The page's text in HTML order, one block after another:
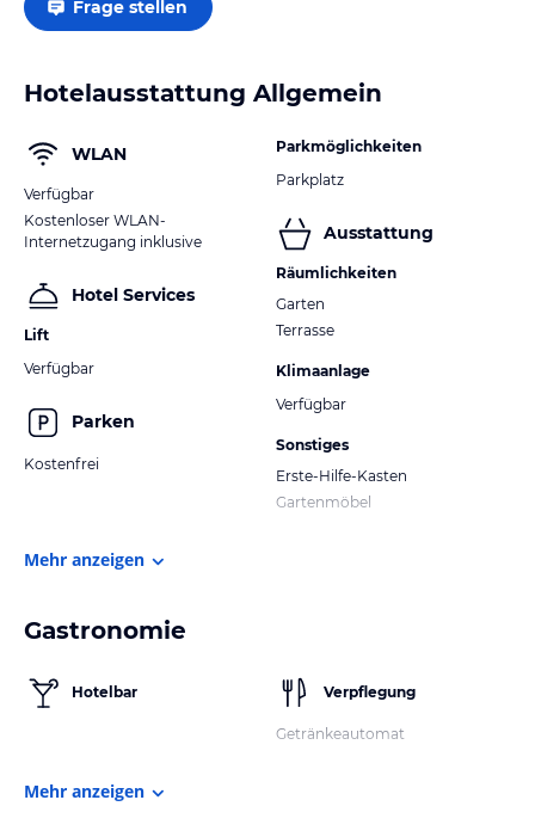
Frage stellen
Hotelausstattung Allgemein
WLAN
Verfügbar
Kostenloser WLAN-
Internetzugang inklusive
Hotel Services
Lift
Verfügbar
Parken
Kostenfrei
Parkmöglichkeiten
Parkplatz
Ausstattung
Räumlichkeiten
Garten
Terrasse
Klimaanlage
Verfügbar
Sonstiges
Erste-Hilfe-Kasten
Gartenmöbel
Mehr anzeigen
Gastronomie
Hotelbar Verpflegung
Getränkeautomat
Mehr anzeigen